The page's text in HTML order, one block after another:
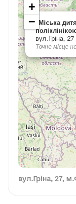
"Міська
вул.Гріна, 27
Точне місце
+
−
вул.Гріна, 27,